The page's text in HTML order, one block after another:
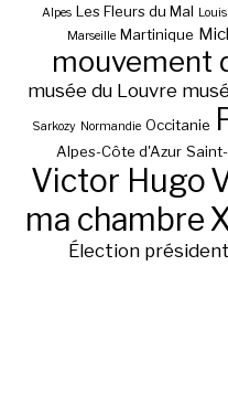
Alpes Les Fleurs du Mal
Marseille Martinique
mouvement
musée du Louvre
Sarkozy Normandie Occitanie
Alpes-Côte d'Azur
Victor Hugo
ma chambre
Élection